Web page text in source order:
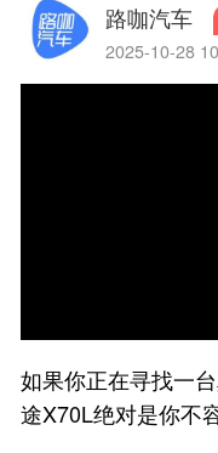
路咖汽车
2025-10-28
如果你正在寻找一
途X70L绝对是你不